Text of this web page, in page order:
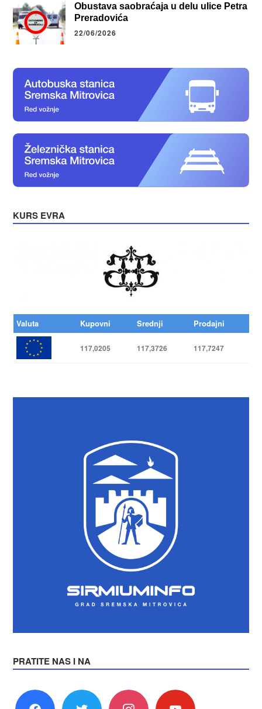
Obustava saobraćaja u delu ulice Petra
Preradovića
22/06/2026
KURS EVRA
Valuta Kupovni Srednji Prodajni
117,0205 117,3726 117,7247
PRATITE NAS I NA
facebook twitter instagram youtube